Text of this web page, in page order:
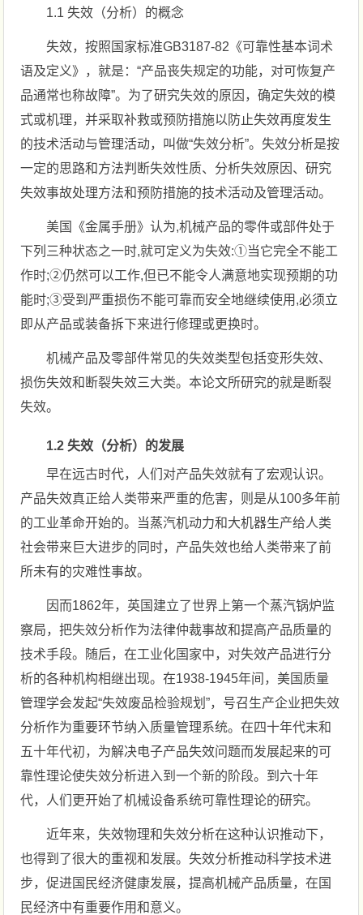
1.1 失效（分析）的概念
失效，按照国家标准GB3187-82《可靠性基本词术
语及定义》，就是：“产品丧失规定的功能，对可恢复产
品通常也称故障”。为了研究失效的原因，确定失效的模
式或机理，并采取补救或预防措施以防止失效再度发生
的技术活动与管理活动，叫做“失效分析”。失效分析是按
一定的思路和方法判断失效性质、分析失效原因、研究
失效事故处理方法和预防措施的技术活动及管理活动。
美国《金属手册》认为,机械产品的零件或部件处于
下列三种状态之一时,就可定义为失效:①当它完全不能工
作时;②仍然可以工作,但已不能令人满意地实现预期的功
能时;③受到严重损伤不能可靠而安全地继续使用,必须立
即从产品或装备拆下来进行修理或更换时。
机械产品及零部件常见的失效类型包括变形失效、
损伤失效和断裂失效三大类。本论文所研究的就是断裂
失效。
1.2 失效（分析）的发展
早在远古时代，人们对产品失效就有了宏观认识。
产品失效真正给人类带来严重的危害，则是从100多年前
的工业革命开始的。当蒸汽机动力和大机器生产给人类
社会带来巨大进步的同时，产品失效也给人类带来了前
所未有的灾难性事故。
因而1862年，英国建立了世界上第一个蒸汽锅炉监
察局，把失效分析作为法律仲裁事故和提高产品质量的
技术手段。随后，在工业化国家中，对失效产品进行分
析的各种机构相继出现。在1938-1945年间，美国质量
管理学会发起“失效废品检验规划”，号召生产企业把失效
分析作为重要环节纳入质量管理系统。在四十年代末和
五十年代初，为解决电子产品失效问题而发展起来的可
靠性理论使失效分析进入到一个新的阶段。到六十年
代，人们更开始了机械设备系统可靠性理论的研究。
近年来，失效物理和失效分析在这种认识推动下，
也得到了很大的重视和发展。失效分析推动科学技术进
步，促进国民经济健康发展，提高机械产品质量，在国
民经济中有重要作用和意义。